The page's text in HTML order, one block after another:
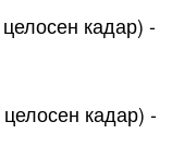
кадар) -
кадар) -